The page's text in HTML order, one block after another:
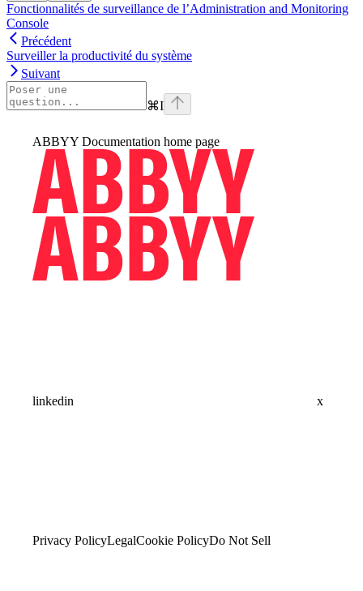
Fonctionnalités de surveillance de l’Administration and Monitoring
Console
Précédent
Surveiller la productivité du système
Suivant
⌘I
ABBYY Documentation home page
linkedin x
Privacy PolicyLegalCookie PolicyDo Not Sell